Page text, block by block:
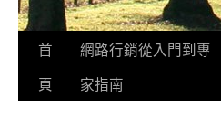
跳首
頁
網路行銷從入門到專
家指南